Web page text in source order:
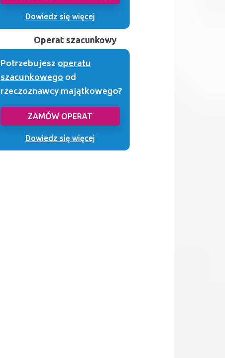
Dowiedz się więcej
Operat szacunkowy
Potrzebujeszoperatu
szacunkowegood
rzeczoznawcy majątkowego?
ZAMÓW OPERAT
Dowiedz się więcej